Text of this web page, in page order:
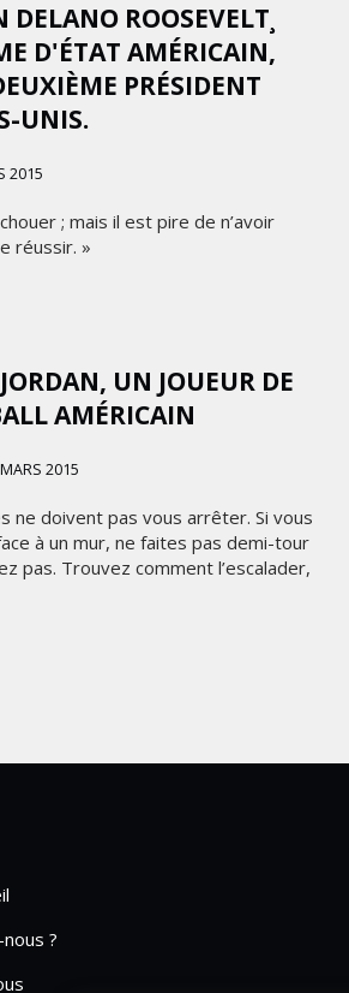
ROOSEVELT¸
D'ÉTAT AMÉRICAIN,
PRÉSIDENT
UNIS.
2015
; mais il est pire de n’avoir
réussir. »
UN JOUEUR DE
AMÉRICAIN
2015
ne doivent pas vous arrêter. Si vous
à un mur, ne faites pas demi-tour
pas. Trouvez comment l’escalader,
?